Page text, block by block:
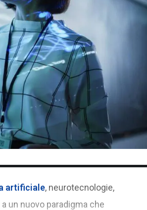
artificiale, neurotecnologie,
un nuovo paradigma che